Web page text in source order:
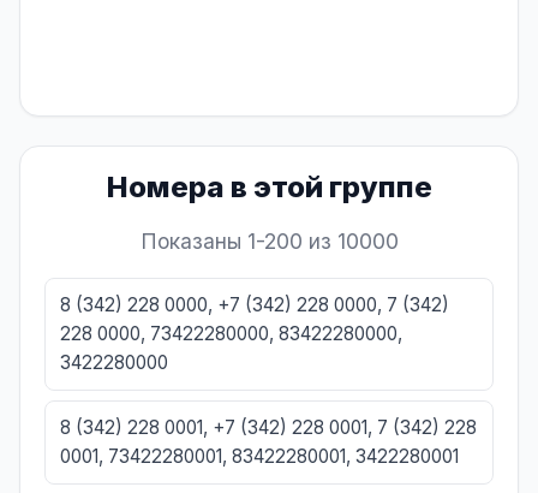
Номера в этой группе
Показаны 1-200 из 10000
8 (342) 228 0000, +7 (342) 228 0000, 7 (342)
228 0000, 73422280000, 83422280000,
3422280000
8 (342) 228 0001, +7 (342) 228 0001, 7 (342) 228
0001, 73422280001, 83422280001, 3422280001